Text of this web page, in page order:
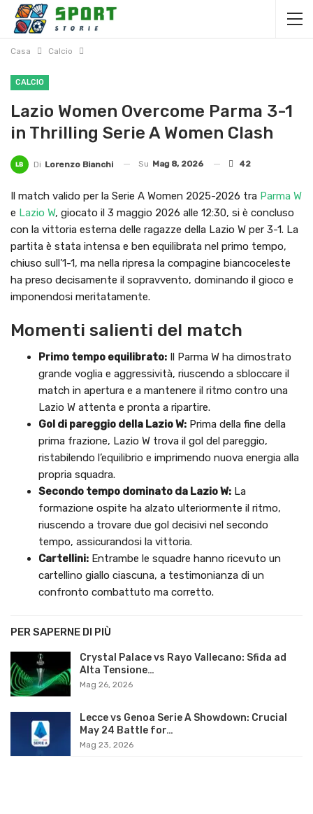
Casa Calcio
CALCIO
Lazio Women Overcome Parma 3-1
in Thrilling Serie A Women Clash
Di Lorenzo Bianchi Su Mag 8, 2026 42
Il match valido per la Serie A Women 2025-2026 tra Parma W
e Lazio W, giocato il 3 maggio 2026 alle 12:30, si è concluso
con la vittoria esterna delle ragazze della Lazio W per 3-1. La
partita è stata intensa e ben equilibrata nel primo tempo,
chiuso sull’1-1, ma nella ripresa la compagine biancoceleste
ha preso decisamente il sopravvento, dominando il gioco e
imponendosi meritatamente.
Momenti salienti del match
Primo tempo equilibrato: Il Parma W ha dimostrato
grande voglia e aggressività, riuscendo a sbloccare il
match in apertura e a mantenere il ritmo contro una
Lazio W attenta e pronta a ripartire.
Gol di pareggio della Lazio W: Prima della fine della
prima frazione, Lazio W trova il gol del pareggio,
ristabilendo l’equilibrio e imprimendo nuova energia alla
propria squadra.
Secondo tempo dominato da Lazio W: La
formazione ospite ha alzato ulteriormente il ritmo,
riuscendo a trovare due gol decisivi nel secondo
tempo, assicurandosi la vittoria.
Cartellini: Entrambe le squadre hanno ricevuto un
cartellino giallo ciascuna, a testimonianza di un
confronto combattuto ma corretto.
PER SAPERNE DI PIÙ
Crystal Palace vs Rayo Vallecano: Sfida ad
Alta Tensione…
Mag 26, 2026
Lecce vs Genoa Serie A Showdown: Crucial
May 24 Battle for…
Mag 23, 2026